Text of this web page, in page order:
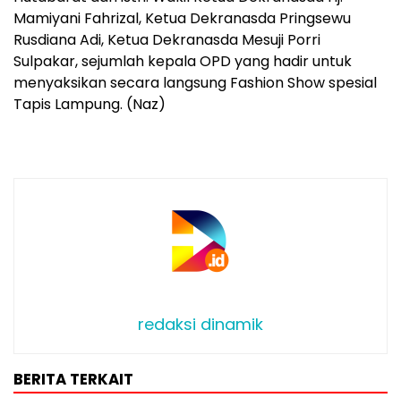
Mamiyani Fahrizal, Ketua Dekranasda Pringsewu
Rusdiana Adi, Ketua Dekranasda Mesuji Porri
Sulpakar, sejumlah kepala OPD yang hadir untuk
menyaksikan secara langsung Fashion Show spesial
Tapis Lampung. (Naz)
redaksi dinamik
BERITA TERKAIT